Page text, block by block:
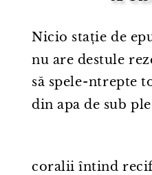
Nicio stație de
nu are destule
să spele⁠-⁠ntrepte
din apa de sub
coralii întind